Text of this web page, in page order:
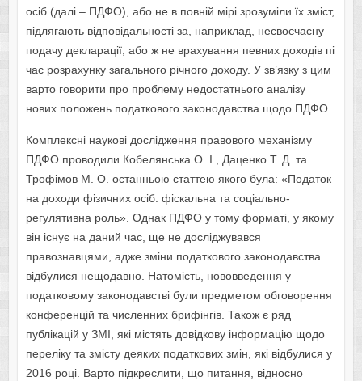
осіб (далі – ПДФО), або не в повній мірі зрозуміли їх зміст,
підлягають відповідальності за, наприклад, несвоєчасну
подачу декларації, або ж не врахування певних доходів пі
час розрахунку загального річного доходу. У зв’язку з цим
варто говорити про проблему недостатнього аналізу
нових положень податкового законодавства щодо ПДФО.
Комплексні наукові дослідження правового механізму
ПДФО проводили Кобелянська О. І., Даценко Т. Д. та
Трофімов М. О. останньою статтею якого була: «Податок
на доходи фізичних осіб: фіскальна та соціально-
регулятивна роль». Однак ПДФО у тому форматі, у якому
він існує на даний час, ще не досліджувався
правознавцями, адже зміни податкового законодавства
відбулися нещодавно. Натомість, нововведення у
податковому законодавстві були предметом обговорення
конференцій та численних брифінгів. Також є ряд
публікацій у ЗМІ, які містять довідкову інформацію щодо
переліку та змісту деяких податкових змін, які відбулися у
2016 році. Варто підкреслити, що питання, відносно